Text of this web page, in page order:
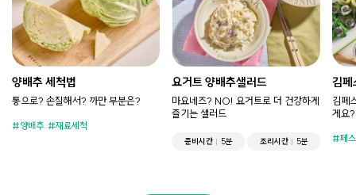
양배추 세척법
통으로? 손질해서? 까만 부분은?
양배추 재료세척
요거트 양배추샐러드
마요네즈? NO! 요거트로 더 건강하게
즐기는 샐러드
준비시간 5분 조리시간 5분
김페
김페
게요?
페